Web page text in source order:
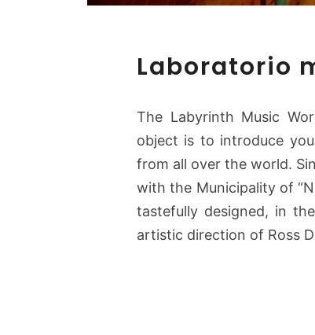
Laboratorio
The Labyrinth Music
object is to introduce
from all over the world.
with the Municipality of
tastefully designed, in
artistic direction of Ross